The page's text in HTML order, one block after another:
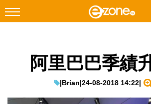
Facebook Instagram
網絡生活
阿里巴巴季績
|Brian|24-08-2018 14:22|